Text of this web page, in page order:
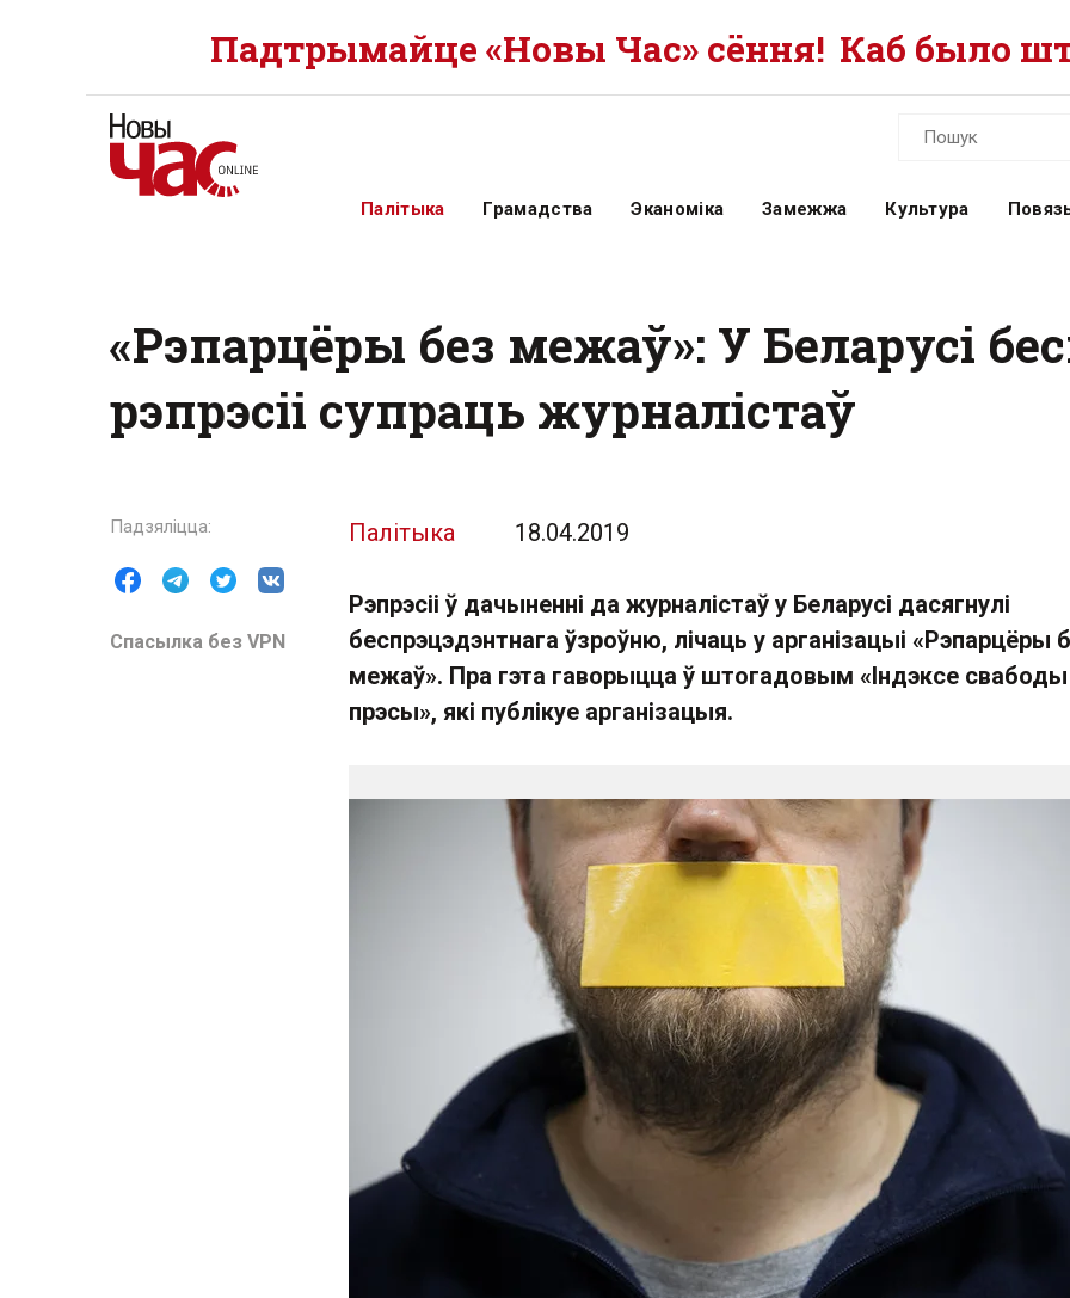
Падтрымайце «Новы Час» сёння! Каб было
Палітыка Грамадства Эканоміка Замежжа Культура
«Рэпарцёры без межаў»: У Беларусі
рэпрэсіі супраць журналістаў
Спасылка без VPN
Палітыка 18.04.2019
Рэпрэсіі ў дачыненні да журналістаў у Беларусі дасягнулі
беспрэцэдэнтнага ўзроўню, лічаць у арганізацыі «Рэпарцёры
межаў». Пра гэта гаворыцца ў штогадовым «Індэксе свабоды
прэсы», які публікуе арганізацыя.